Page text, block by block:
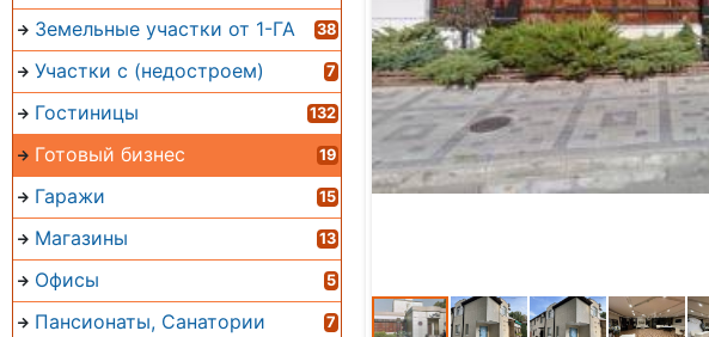
Земельные участки от 1-ГА 38
Участки с (недостроем) 7
Гостиницы 132
Готовый бизнес 19
Гаражи 15
Магазины 13
Офисы 5
Пансионаты, Санатории 7